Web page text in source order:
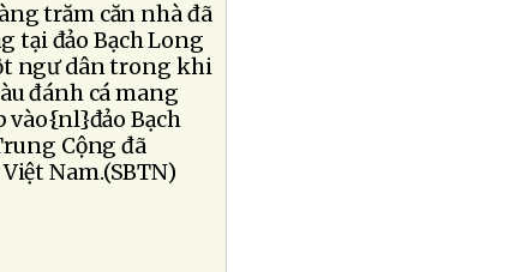
trăm căn nhà đã
tại đảo Bạch Long
ngư dân trong khi
đánh cá mang
vào{nl}đảo Bạch
Cộng đã
Nam.(SBTN)